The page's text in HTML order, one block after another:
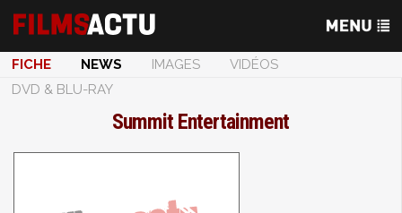
FICHE NEWS IMAGES
VIDÉOS
DVD & BLU-RAY
Summit Entertainment